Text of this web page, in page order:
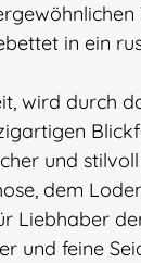
in ein
wird durch
und
dem
Liebhaber
und feine